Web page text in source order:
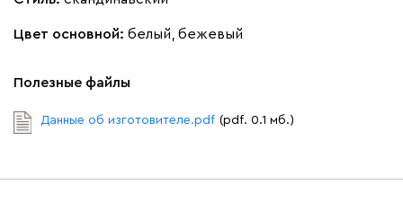
Цвет основной: белый, бежевый
Полезные файлы
Данные об изготовителе.pdf (pdf. 0.1 мб.)